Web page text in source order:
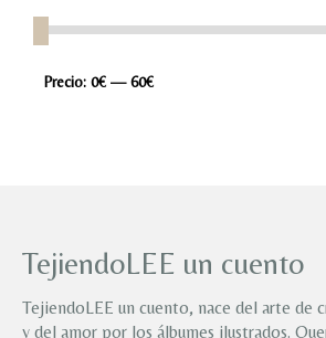
Precio
Precio
Precio: 0€ —60€
TejiendoLEE un cuento
TejiendoLEE un cuento, nace del arte de
y del amor por los álbumes ilustrados.